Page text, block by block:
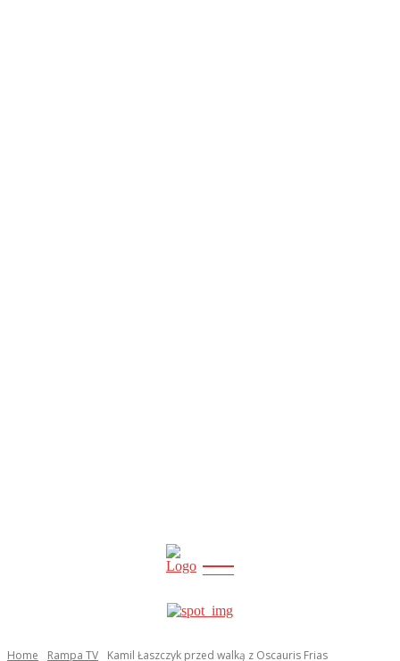
news
Home Rampa TV Kamil Łaszczyk przed walką z Oscauris Frias